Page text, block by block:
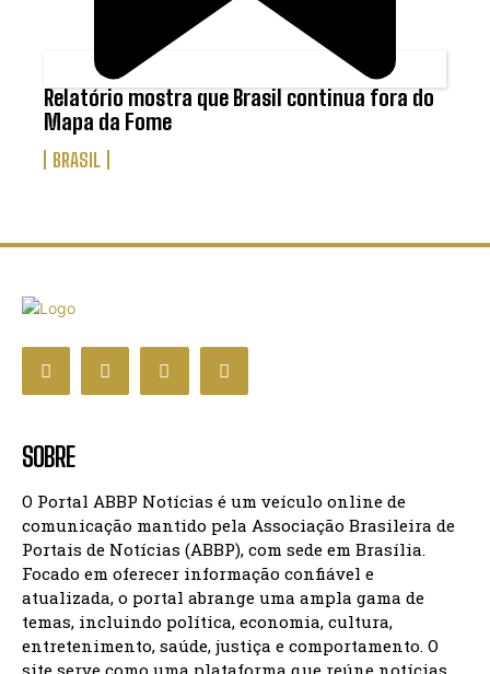
Relatório mostra que Brasil continua fora do
Mapa da Fome
BRASIL
SOBRE
O Portal ABBP Notícias é um veículo online de
comunicação mantido pela Associação Brasileira de
Portais de Notícias (ABBP), com sede em Brasília.
Focado em oferecer informação confiável e
atualizada, o portal abrange uma ampla gama de
temas, incluindo política, economia, cultura,
entretenimento, saúde, justiça e comportamento. O